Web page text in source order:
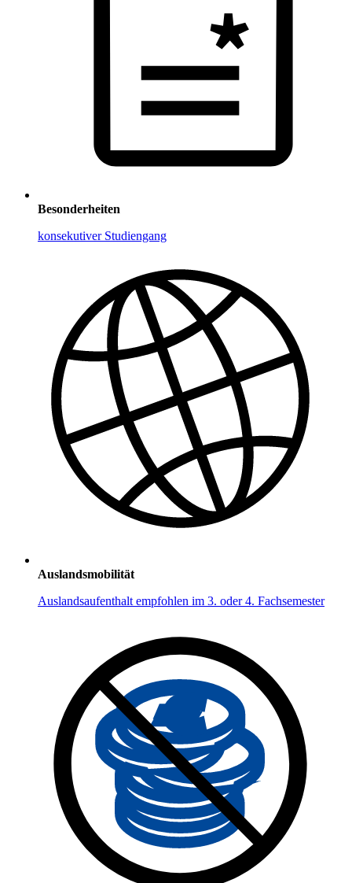
Besonderheiten
konsekutiver Studiengang
Auslandsmobilität
Auslandsaufenthalt empfohlen im 3. oder 4. Fachsemester